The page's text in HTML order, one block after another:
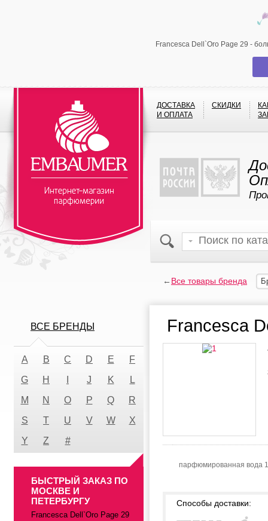
Francesca Dell`Oro Page 29 -
ДОСТАВКА
И ОПЛАТА
СКИДКИ
←Все товары бренда
Francesca
парфюмированная вода
Способы доставки:
ВСЕ БРЕНДЫ
A B C D E
F
G
H J K
L
M
N O P Q
R
S
T U V W
X
Y
Z #
БЫСТРЫЙ ЗАКАЗ ПО
МОСКВЕ И
ПЕТЕРБУРГУ
Francesca Dell`Oro Page 29